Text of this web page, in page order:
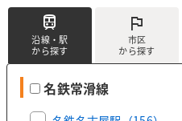
train
沿線・駅
から探す
flag
市区
から探す
名鉄常滑線
【推奨
以下の最新バージョン
・